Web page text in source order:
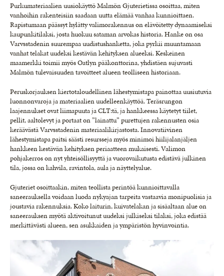
Purkumateriaalien uusiokäyttö Malmön Gjuterietissa osoittaa, miten
vanhoihin rakenteisiin saadaan uutta elämää vanhaa kunnioittaen.
Rapistumaan päässyt hylätty valimorakennus on elävöitetty dynaamiseksi
kaupunkitilaksi, josta huokuu sataman arvokas historia. Hanke on osa
Varvsstadenin suurempaa uudistushanketta, joka pyrkii muuntamaan
vanhat telakat uudeksi kestävän kehityksen alueeksi. Keskeinen
maamerkki toimii myös Oatlyn pääkonttorina, yhdistäen sujuvasti
Malmön tulevaisuuden tavoitteet alueen teolliseen historiaan.
Peruskorjauksen kiertotaloudellinen lähestymistapa painottaa uusiutuvia
luonnonvaroja ja materiaalien uudelleenkäyttöä. Teräsrungon
laajennukset ovat liimapuuta ja CLT:tä, ja hankkeessa käytetyt tiilet,
pellit, aaltolevyt ja portaat on ”lainattu” purettujen rakennusten osia
keräävästä Varvsstadenin materiaalikirjastosta. Innovatiivinen
lähestymistapa paitsi säästi resursseja myös minimoi hiilijalanjäljen
hankkeen kestävän kehityksen periaatteen mukaisesti. Valimon
pohjakerros on nyt yhteisöllisyyttä ja vuorovaikutusta edistävä julkinen
tila, jossa on kahvila, ravintola, aula ja näyttelyalue.
Gjuteriet osoittaakin, miten teollista perintöä kunnioittavalla
saneerauksella voidaan luoda nykyajan tarpeita vastaavia monipuolisia ja
joustavia rakennuksia. Koko laiturin, kuivatelakan ja sisäaltaan alue on
saneerauksen myötä aktivoitunut uudeksi julkiseksi tilaksi, joka edistää
merkittävästi alueen, sen asukkaiden ja ympäristön hyvinvointia.